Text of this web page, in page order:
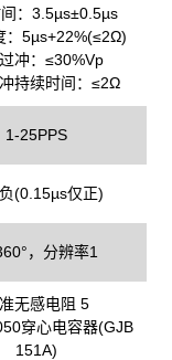
：3.5µs±0.5µs
：5µs+22%(≤2Ω)
冲：≤30%Vp
持续时间：≤2Ω
1-25PPS
(0.15µs仅正)
，分辨率1
无感电阻 5
穿心电容器(GJB
151A)